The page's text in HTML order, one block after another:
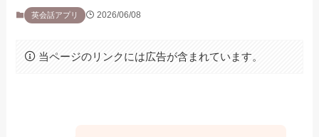
英会話アプリ 2026/06/08
当ページのリンクには広告が含まれています。